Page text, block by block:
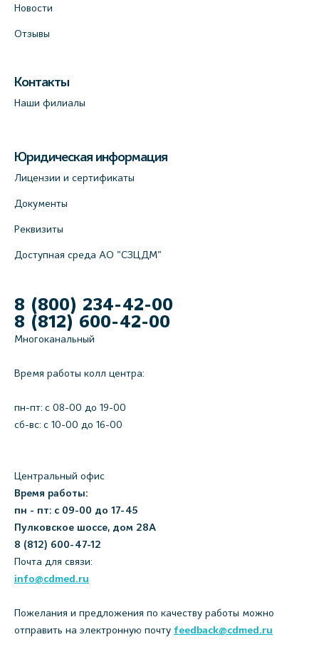
Новости
Отзывы
Контакты
Наши филиалы
Юридическая информация
Лицензии и сертификаты
Документы
Реквизиты
Доступная среда АО "СЗЦДМ"
8 (800) 234-42-00
8 (812) 600-42-00
Многоканальный
Время работы колл центра:
пн-пт: c 08-00 до 19-00
сб-вс: с 10-00 до 16-00
Центральный офис
Время работы:
пн - пт: с 09-00 до 17-45
Пулковское шоссе, дом 28А
8 (812) 600-47-12
Почта для связи:
info@cdmed.ru
Пожелания и предложения по качеству работы можно
отправить на электронную почту feedback@cdmed.ru